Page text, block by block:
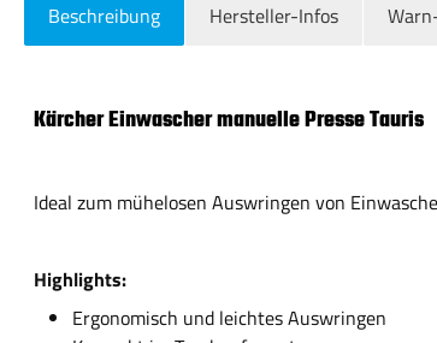
Beschreibung Hersteller-Infos
Kärcher Einwascher manuelle Presse Tauris
Ideal zum mühelosen Auswringen von
Highlights:
Ergonomisch und leichtes Auswringen